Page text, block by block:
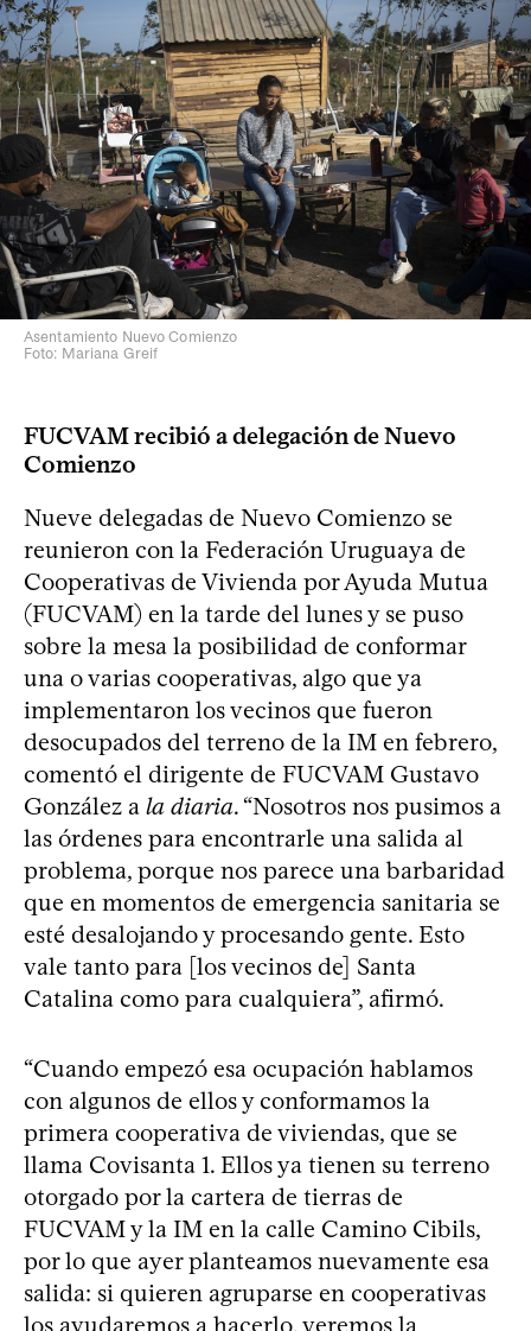
Asentamiento Nuevo Comienzo
Foto: Mariana Greif
FUCVAM recibió a delegación de Nuevo
Comienzo
Nueve delegadas de Nuevo Comienzo se
reunieron con la Federación Uruguaya de
Cooperativas de Vivienda por Ayuda Mutua
(FUCVAM) en la tarde del lunes y se puso
sobre la mesa la posibilidad de conformar
una o varias cooperativas, algo que ya
implementaron los vecinos que fueron
desocupados del terreno de la IM en febrero,
comentó el dirigente de FUCVAM Gustavo
González a la diaria. “Nosotros nos pusimos a
las órdenes para encontrarle una salida al
problema, porque nos parece una barbaridad
que en momentos de emergencia sanitaria se
esté desalojando y procesando gente. Esto
vale tanto para [los vecinos de] Santa
Catalina como para cualquiera”, afirmó.
“Cuando empezó esa ocupación hablamos
con algunos de ellos y conformamos la
primera cooperativa de viviendas, que se
llama Covisanta 1. Ellos ya tienen su terreno
otorgado por la cartera de tierras de
FUCVAM y la IM en la calle Camino Cibils,
por lo que ayer planteamos nuevamente esa
salida: si quieren agruparse en cooperativas